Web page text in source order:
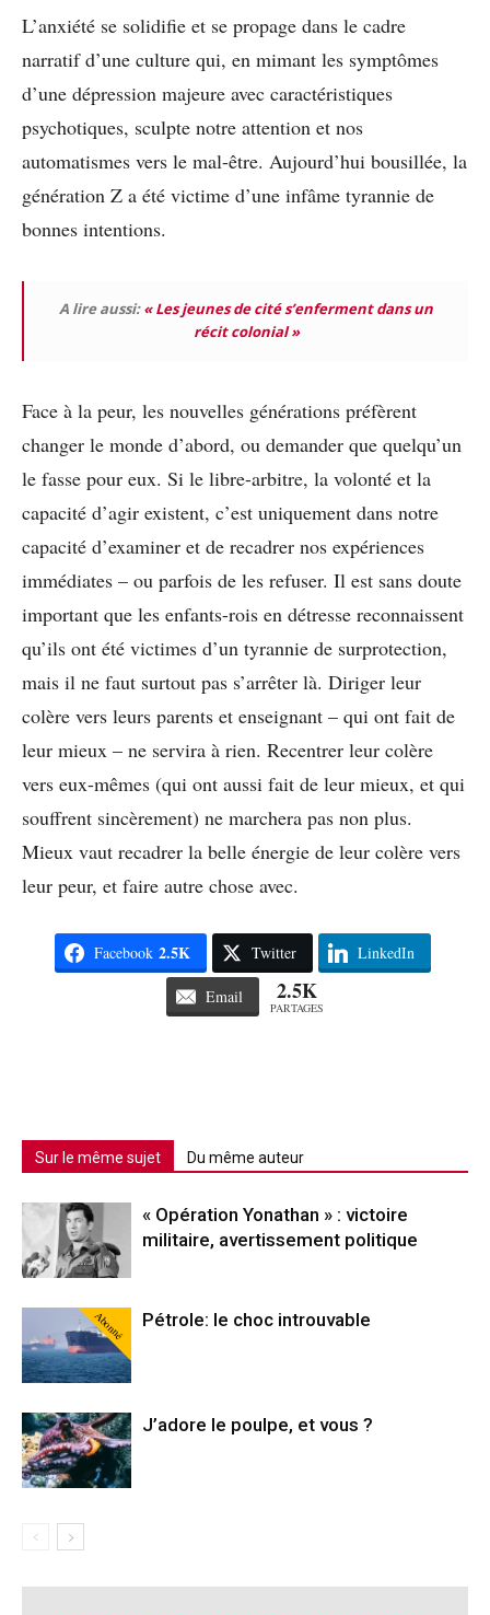
L’anxiété se solidifie et se propage dans le cadre
narratif d’une culture qui, en mimant les symptômes
d’une dépression majeure avec caractéristiques
psychotiques, sculpte notre attention et nos
automatismes vers le mal-être. Aujourd’hui bousillée, la
génération Z a été victime d’une infâme tyrannie de
bonnes intentions.
A lire aussi:« Les jeunes de cité s’enferment dans un
récit colonial »
Face à la peur, les nouvelles générations préfèrent
changer le monde d’abord, ou demander que quelqu’un
le fasse pour eux. Si le libre-arbitre, la volonté et la
capacité d’agir existent, c’est uniquement dans notre
capacité d’examiner et de recadrer nos expériences
immédiates – ou parfois de les refuser. Il est sans doute
important que les enfants-rois en détresse reconnaissent
qu’ils ont été victimes d’un tyrannie de surprotection,
mais il ne faut surtout pas s’arrêter là. Diriger leur
colère vers leurs parents et enseignant – qui ont fait de
leur mieux – ne servira à rien. Recentrer leur colère
vers eux-mêmes (qui ont aussi fait de leur mieux, et qui
souffrent sincèrement) ne marchera pas non plus.
Mieux vaut recadrer la belle énergie de leur colère vers
leur peur, et faire autre chose avec.
Facebook 2.5K Twitter LinkedIn
Email 2.5K
PARTAGES
Sur le même sujet Du même auteur
« Opération Yonathan » : victoire
militaire, avertissement politique
Abonné Pétrole: le choc introuvable
J’adore le poulpe, et vous ?